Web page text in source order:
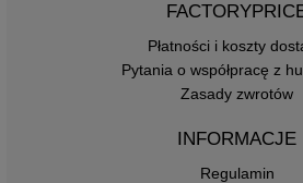
Płatności i koszty
Pytania o współpracę z
Zasady zwrotów
INFORMACJE
Regulamin